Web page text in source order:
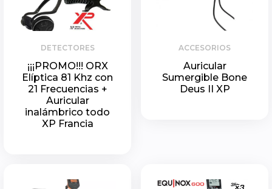
DETECTORES
¡¡¡PROMO!!! ORX
Elíptica 81 Khz con
21 Frecuencias +
Auricular
inalámbrico todo
XP Francia
ACCESORIOS
Auricular
Sumergible Bone
Deus II XP